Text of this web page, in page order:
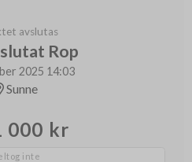
avslutas
Rop
2025 14:03
Sunne
000 kr
inte